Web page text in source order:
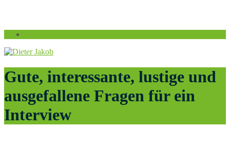
Gute, interessante, lustige und
ausgefallene Fragen für ein
Interview